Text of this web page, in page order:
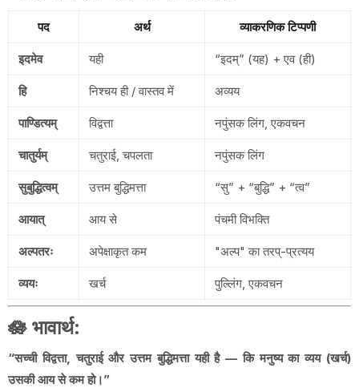
पद अर्थ व्याकरणिक टिप्पणी
इदमेव यही “इदम्” (यह) + एव (ही)
हि निश्चय ही / वास्तव में अव्यय
पाण्डित्यम् विद्वत्ता नपुंसक लिंग, एकवचन
चातुर्यम् चतुराई, चपलता नपुंसक लिंग
सुबुद्धित्वम् उत्तम बुद्धिमत्ता “सु” + “बुद्धि” + “त्व”
आयात् आय से पंचमी विभक्ति
अल्पतरः अपेक्षाकृत कम "अल्प" का तरप्-प्रत्यय
व्ययः खर्च पुल्लिंग, एकवचन
🪷 भावार्थ:
“सच्ची विद्वत्ता, चतुराई और उत्तम बुद्धिमत्ता यही है — कि मनुष्य का व्यय (खर्च)
उसकी आय से कम हो।”